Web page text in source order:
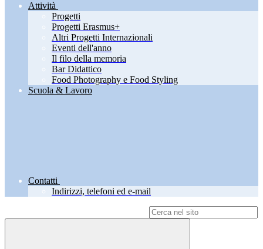
Attività
Progetti
Progetti Erasmus+
Altri Progetti Internazionali
Eventi dell'anno
Il filo della memoria
Bar Didattico
Food Photography e Food Styling
Scuola & Lavoro
Contatti
Indirizzi, telefoni ed e-mail